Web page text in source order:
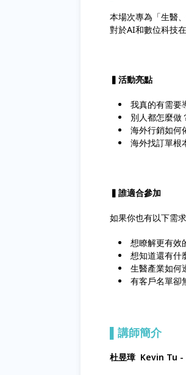
本場次專為「生醫
對於AI和數位科技
▍活動亮點
我真的有需要
別人都怎麼做
海外行銷如何
海外找訂單根
▍誰適合參加
如果你也有以下需
想瞭解更有效
想知道還有什
生醫產業如何
有客戶名單卻
講師簡介
杜昱璋 Kevin Tu -